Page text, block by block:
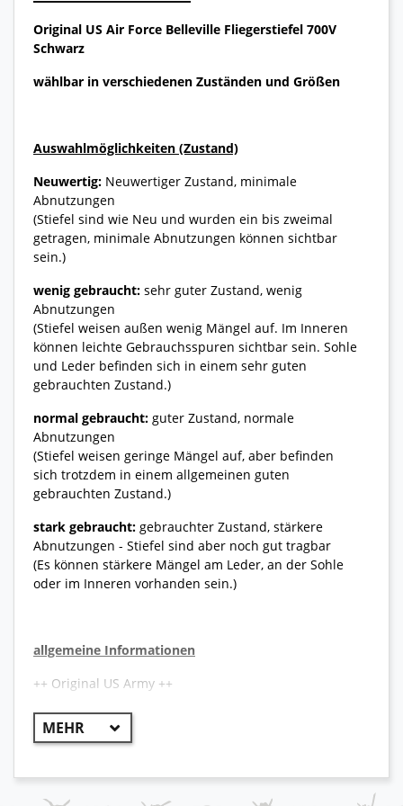
Original US Air Force Belleville Fliegerstiefel 700V
Schwarz
wählbar in verschiedenen Zuständen und Größen
Auswahlmöglichkeiten (Zustand)
Neuwertig: Neuwertiger Zustand, minimale
Abnutzungen
(Stiefel sind wie Neu und wurden ein bis zweimal
getragen, minimale Abnutzungen können sichtbar
sein.)
wenig gebraucht: sehr guter Zustand, wenig
Abnutzungen
(Stiefel weisen außen wenig Mängel auf. Im Inneren
können leichte Gebrauchsspuren sichtbar sein. Sohle
und Leder befinden sich in einem sehr guten
gebrauchten Zustand.)
normal gebraucht: guter Zustand, normale
Abnutzungen
(Stiefel weisen geringe Mängel auf, aber befinden
sich trotzdem in einem allgemeinen guten
gebrauchten Zustand.)
stark gebraucht: gebrauchter Zustand, stärkere
Abnutzungen - Stiefel sind aber noch gut tragbar
(Es können stärkere Mängel am Leder, an der Sohle
oder im Inneren vorhanden sein.)
allgemeine Informationen
++ Original US Army ++
Die Stiefeldesigner bei Belleville haben das Modell
700 für kalte Wetterbedingungen entwickelt. Diese